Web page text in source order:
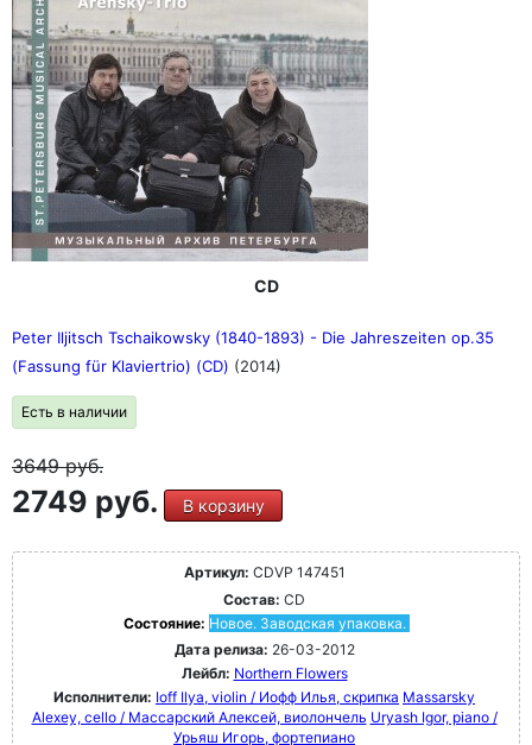
CD
Peter Iljitsch Tschaikowsky (1840-1893) - Die Jahreszeiten op.35
(Fassung für Klaviertrio) (CD) (2014)
Есть в наличии
3649руб.
2749 руб. В корзину
Артикул: CDVP 147451
Состав: CD
Состояние: Новое. Заводская упаковка.
Дата релиза: 26-03-2012
Лейбл: Northern Flowers
Исполнители: Ioff Ilya, violin / Иофф Илья, скрипка Massarsky
Alexey, cello / Массарский Алексей, виолончель Uryash Igor, piano /
Урьяш Игорь, фортепиано